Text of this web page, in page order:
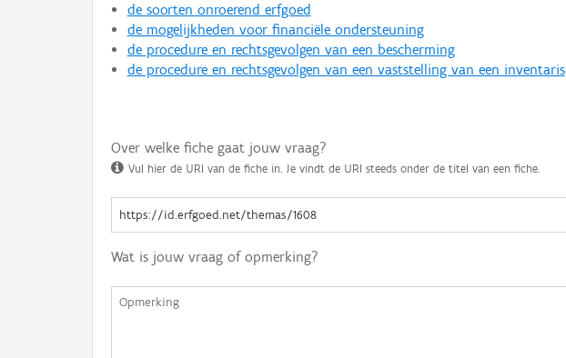
de soorten onroerend erfgoed
de mogelijkheden voor financiële ondersteuning
de procedure en rechtsgevolgen van een bescherming
de procedure en rechtsgevolgen van een vaststelling van een inventaris
Over welke fiche gaat jouw vraag?
Vul hier de URI van de fiche in. Je vindt de URI steeds onder de titel van een fiche.
Wat is jouw vraag of opmerking?